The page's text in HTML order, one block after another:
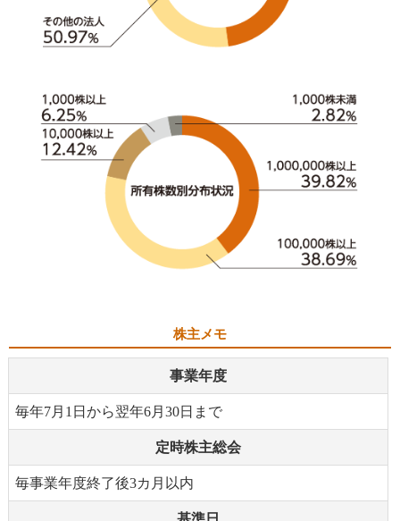
株主メモ
事業年度
毎年7月1日から翌年6月30日まで
定時株主総会
毎事業年度終了後3カ月以内